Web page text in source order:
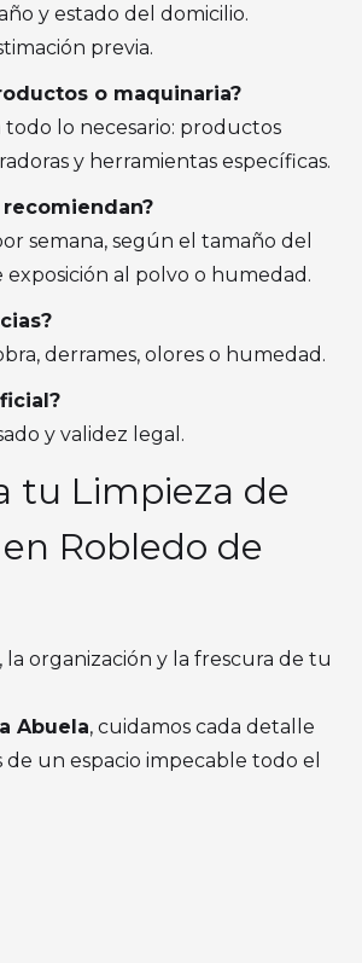
y estado del domicilio.
previa.
o maquinaria?
todo lo necesario: productos
y herramientas específicas.
semana, según el tamaño del
exposición al polvo o humedad.
derrames, olores o humedad.
y validez legal.
tu Limpieza de
Robledo de
la organización y la frescura de tu
Abuela, cuidamos cada detalle
un espacio impecable todo el